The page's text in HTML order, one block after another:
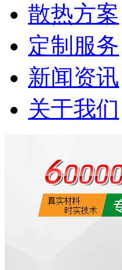
散热方案
定制服务
新闻资讯
关于我们